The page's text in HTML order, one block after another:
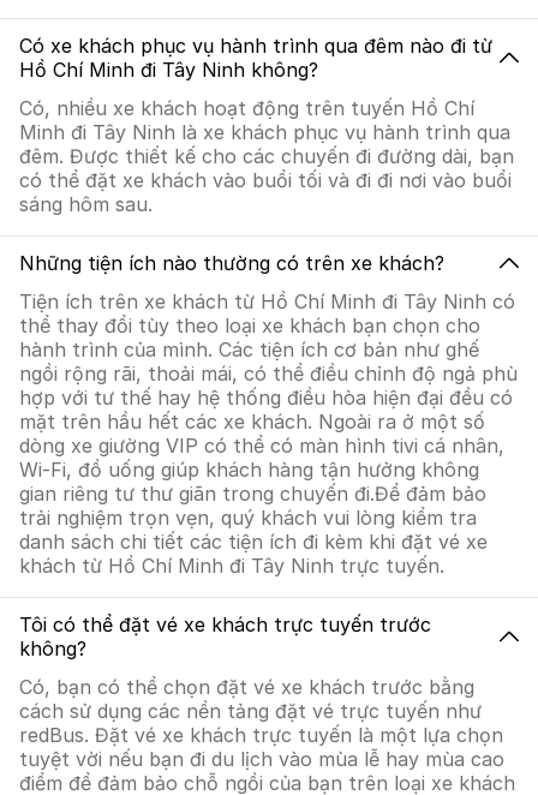
Có xe khách phục vụ hành trình qua đêm nào đi từ
Hồ Chí Minh đi Tây Ninh không?
Có, nhiều xe khách hoạt động trên tuyến Hồ Chí
Minh đi Tây Ninh là xe khách phục vụ hành trình qua
đêm. Được thiết kế cho các chuyến đi đường dài, bạn
có thể đặt xe khách vào buổi tối và đi đi nơi vào buổi
sáng hôm sau.
Những tiện ích nào thường có trên xe khách?
Tiện ích trên xe khách từ Hồ Chí Minh đi Tây Ninh có
thể thay đổi tùy theo loại xe khách bạn chọn cho
hành trình của mình. Các tiện ích cơ bản như ghế
ngồi rộng rãi, thoải mái, có thể điều chỉnh độ ngả phù
hợp với tư thế hay hệ thống điều hòa hiện đại đều có
mặt trên hầu hết các xe khách. Ngoài ra ở một số
dòng xe giường VIP có thể có màn hình tivi cá nhân,
Wi-Fi, đồ uống giúp khách hàng tận hưởng không
gian riêng tư thư giãn trong chuyến đi.Để đảm bảo
trải nghiệm trọn vẹn, quý khách vui lòng kiểm tra
danh sách chi tiết các tiện ích đi kèm khi đặt vé xe
khách từ Hồ Chí Minh đi Tây Ninh trực tuyến.
Tôi có thể đặt vé xe khách trực tuyến trước
không?
Có, bạn có thể chọn đặt vé xe khách trước bằng
cách sử dụng các nền tảng đặt vé trực tuyến như
redBus. Đặt vé xe khách trực tuyến là một lựa chọn
tuyệt vời nếu bạn đi du lịch vào mùa lễ hay mùa cao
điểm để đảm bảo chỗ ngồi của bạn trên loại xe khách